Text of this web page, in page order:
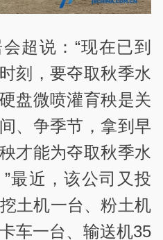
超说：“现在已到
刻，要夺取秋季水
盘微喷灌育秧是关
、争季节，拿到早
才能为夺取秋季水
最近，该公司又投
土机一台、粉土机
车一台、输送机35